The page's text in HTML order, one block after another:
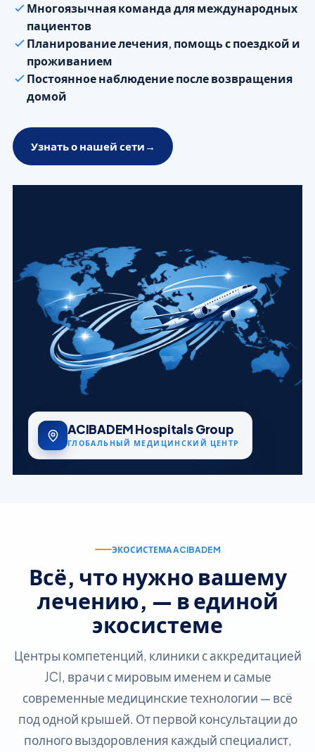
Многоязычная команда для международных
пациентов
Планирование лечения, помощь с поездкой и
проживанием
Постоянное наблюдение после возвращения
домой
Узнать о нашей сети →
ACIBADEM Hospitals Group
ГЛОБАЛЬНЫЙ МЕДИЦИНСКИЙ ЦЕНТР
ЭКОСИСТЕМА ACIBADEM
Всё, что нужно вашему
лечению, — в единой
экосистеме
Центры компетенций, клиники с аккредитацией
JCI, врачи с мировым именем и самые
современные медицинские технологии — всё
под одной крышей. От первой консультации до
полного выздоровления каждый специалист,